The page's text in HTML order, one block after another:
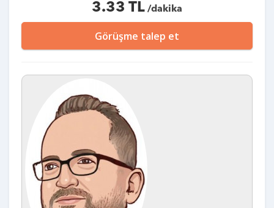
3.33 TL /dakika
Görüşme talep et